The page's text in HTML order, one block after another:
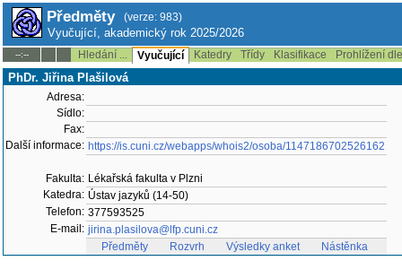
Předměty (verze: 983)
Vyučující, akademický rok 2025/2026
--:-- Hledání ... Vyučující Katedry Třídy Klasifikace Prohlížení
PhDr. Jiřina Plašilová
Adresa:
Sídlo:
Fax:
Další informace: https://is.cuni.cz/webapps/whois2/osoba/1147186702526162
Fakulta: Lékařská fakulta v Plzni
Katedra: Ústav jazyků (14-50)
Telefon: 377593525
E-mail: jirina.plasilova@lfp.cuni.cz
Předměty
Rozvrh Výsledky anket Nástěnka